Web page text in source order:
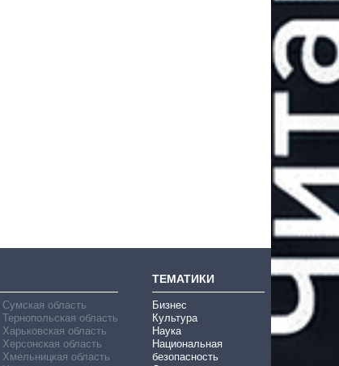
Сумская область
Тернопольская область
Харьковская область
Херсонская область
Хмельницкая область
ТЕМАТИКИ
Бизнес
Культура
Наука
Национальная
безопасность